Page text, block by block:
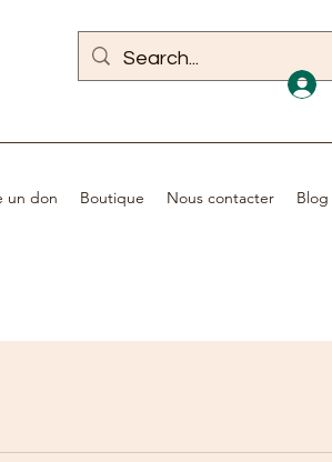
un don Boutique Nous contacter Blog